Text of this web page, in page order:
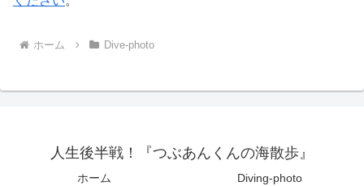
ホーム Dive-photo
人生後半戦！『つぶあんくんの海散歩』
ホーム
Diving-photo